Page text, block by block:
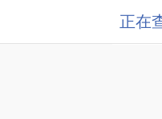
正在